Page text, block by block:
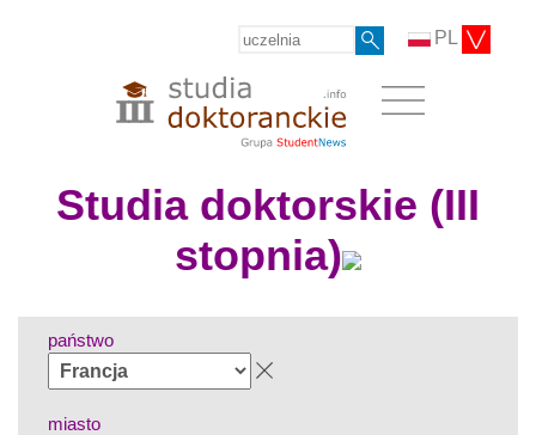
PL
Studia doktorskie (III
stopnia)
państwo
miasto